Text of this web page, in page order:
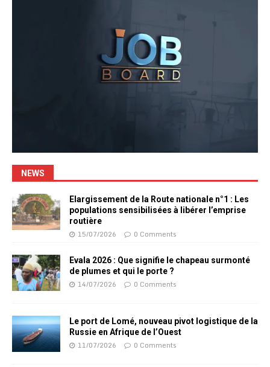
NEWS
Elargissement de la Route nationale n°1 : Les
populations sensibilisées à libérer l’emprise
routière
15/07/2026 0 Comments
Evala 2026 : Que signifie le chapeau surmonté
de plumes et qui le porte ?
14/07/2026 0 Comments
Le port de Lomé, nouveau pivot logistique de la
Russie en Afrique de l’Ouest
11/07/2026 0 Comments